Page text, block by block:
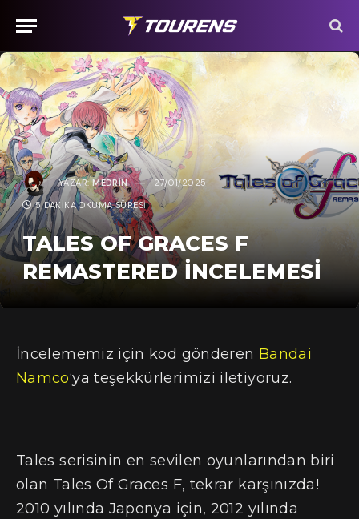
YAZAR: MEDRIN 27/01/2025
5 DAKIKA OKUMA SÜRESI
TALES OF GRACES F
REMASTERED İNCELEMESI
İncelememiz için kod gönderen Bandai
Namco‘ya teşekkürlerimizi iletiyoruz.
Tales serisinin en sevilen oyunlarından biri
olan Tales Of Graces F, tekrar karşınızda!
2010 yılında Japonya için, 2012 yılında